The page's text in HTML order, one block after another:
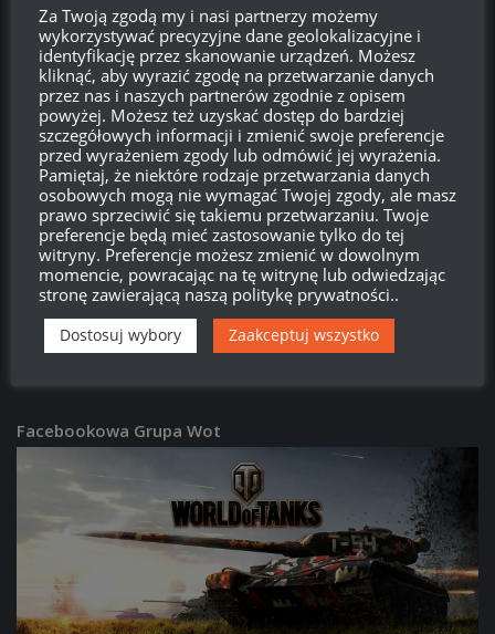
21:09, 2 LIPCA 2026
PATCHE/ WORLD OF TANKS
Patch 2.3.1: Kolczatka – opis i screeny
16:15, 29 CZERWCA 2026
PATCHE/WORLD OF TANKS
Patch 2.3.1: 63TP Rycerski – opis i screeny
16:08, 29 CZERWCA 2026
PATCHE/WORLD OF TANKS
Patch 2.3.1: Donnola – opis i screeny
15:59, 29 CZERWCA 2026
Facebookowa Grupa Wot
Za Twoją zgodą my i nasi partnerzy możemy
wykorzystywać precyzyjne dane geolokalizacyjne i
identyfikację przez skanowanie urządzeń. Możesz
kliknąć, aby wyrazić zgodę na przetwarzanie danych
przez nas i naszych partnerów zgodnie z opisem
powyżej. Możesz też uzyskać dostęp do bardziej
szczegółowych informacji i zmienić swoje preferencje
przed wyrażeniem zgody lub odmówić jej wyrażenia.
Pamiętaj, że niektóre rodzaje przetwarzania danych
osobowych mogą nie wymagać Twojej zgody, ale masz
prawo sprzeciwić się takiemu przetwarzaniu. Twoje
preferencje będą mieć zastosowanie tylko do tej
witryny. Preferencje możesz zmienić w dowolnym
momencie, powracając na tę witrynę lub odwiedzając
stronę zawierającą naszą politykę prywatności..
Dostosuj wybory Zaakceptuj wszystko